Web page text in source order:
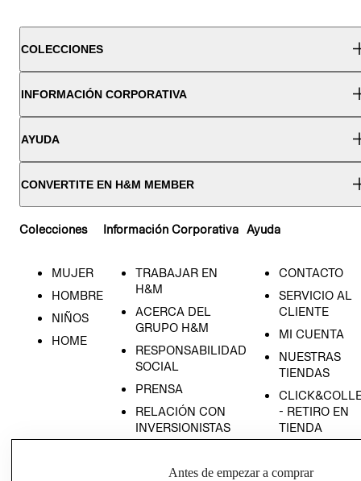
COLECCIONES
INFORMACIÓN CORPORATIVA
AYUDA
CONVERTITE EN H&M MEMBER
Colecciones
MUJER
HOMBRE
NIÑOS
HOME
Información Corporativa
TRABAJAR EN
H&M
ACERCA DEL
GRUPO H&M
RESPONSABILIDAD
SOCIAL
PRENSA
RELACIÓN CON
INVERSIONISTAS
EMPRESARIAL
Ayuda
CONTACTO
SERVICIO AL
CLIENTE
MI CUENTA
NUESTRAS
TIENDAS
- RETIRO EN
TIENDA
Antes de empezar a comprar